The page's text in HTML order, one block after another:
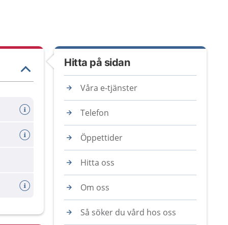
Hitta på sidan
Våra e-tjänster
Telefon
Öppettider
Hitta oss
Om oss
Så söker du vård hos oss